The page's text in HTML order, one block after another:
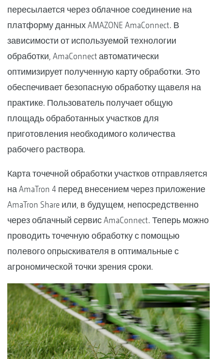
пересылается через облачное соединение на
платформу данных AMAZONE AmaConnect. В
зависимости от используемой технологии
обработки, AmaConnect автоматически
оптимизирует полученную карту обработки. Это
обеспечивает безопасную обработку щавеля на
практике. Пользователь получает общую
площадь обработанных участков для
приготовления необходимого количества
рабочего раствора.
Карта точечной обработки участков отправляется
на AmaTron 4 перед внесением через приложение
AmaTron Share или, в будущем, непосредственно
через облачный сервис AmaConnect. Теперь можно
проводить точечную обработку с помощью
полевого опрыскивателя в оптимальные с
агрономической точки зрения сроки.